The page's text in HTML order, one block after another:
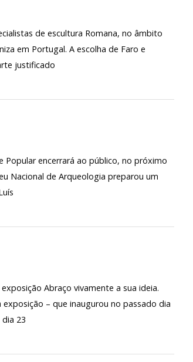
de escultura Romana, no âmbito
em Portugal. A escolha de Faro e
justificado
Popular encerrará ao público, no próximo
Nacional de Arqueologia preparou um
Abraço vivamente a sua ideia.
– que inaugurou no passado dia
23